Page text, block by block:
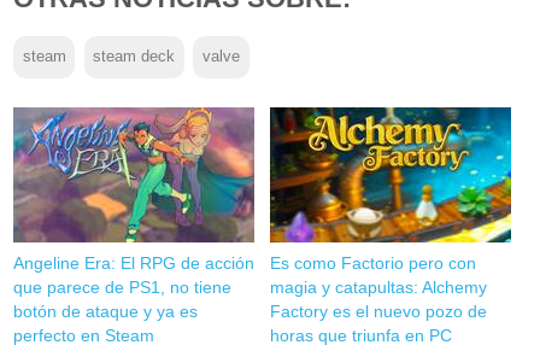
steam steam deck valve
Angeline Era: El RPG de acción
que parece de PS1, no tiene
botón de ataque y ya es
perfecto en Steam
Es como Factorio pero con
magia y catapultas: Alchemy
Factory es el nuevo pozo de
horas que triunfa en PC